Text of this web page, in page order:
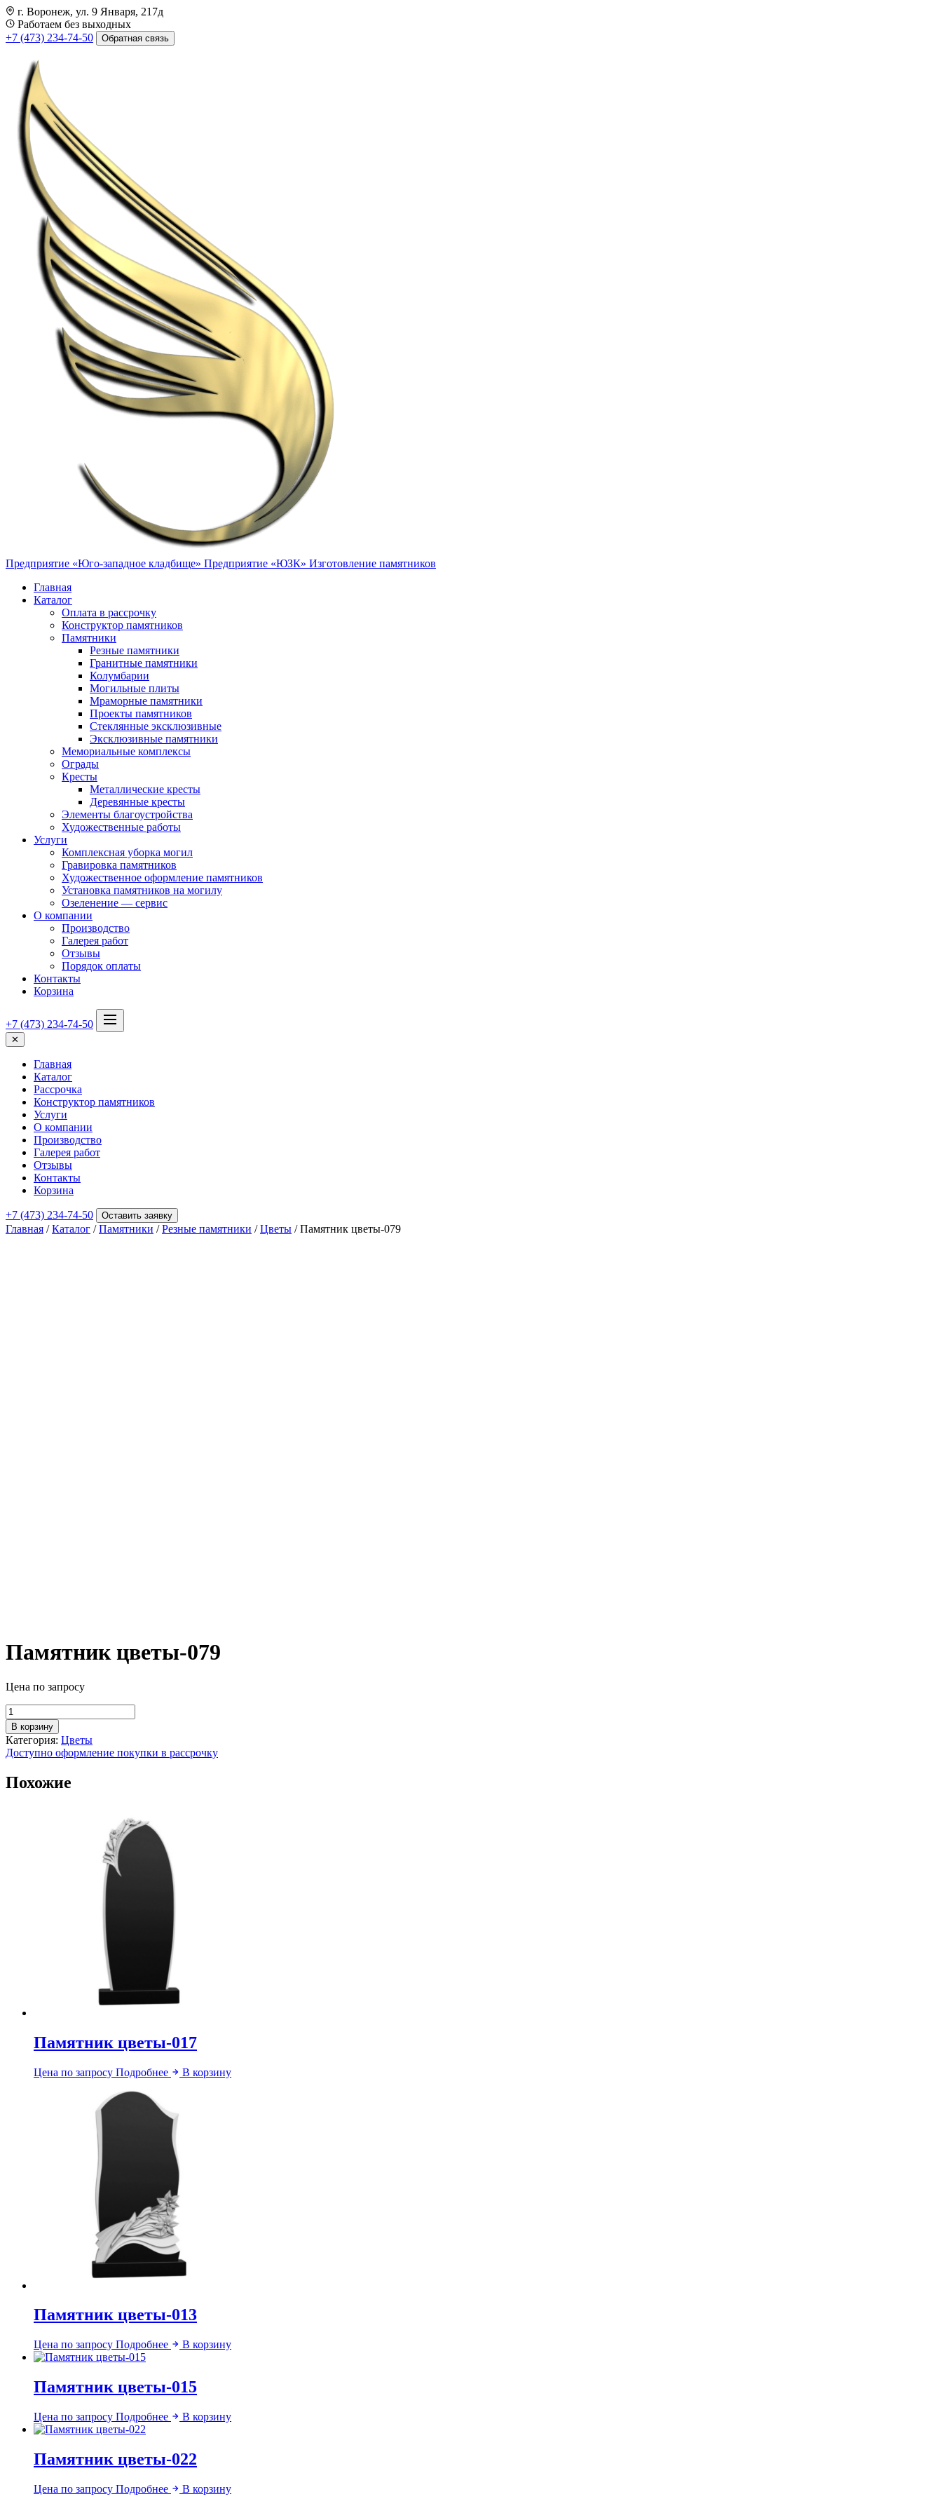
г. Воронеж, ул. 9 Января, 217д
Работаем без выходных
+7 (473) 234-74-50
Обратная связь
Предприятие «Юго-западное кладбище» Предприятие «ЮЗК» Изготовление памятников
Главная
Каталог
Оплата в рассрочку
Конструктор памятников
Памятники
Резные памятники
Гранитные памятники
Колумбарии
Могильные плиты
Мраморные памятники
Проекты памятников
Стеклянные эксклюзивные
Эксклюзивные памятники
Мемориальные комплексы
Ограды
Кресты
Металлические кресты
Деревянные кресты
Элементы благоустройства
Художественные работы
Услуги
Комплексная уборка могил
Гравировка памятников
Художественное оформление памятников
Установка памятников на могилу
Озеленение — сервис
О компании
Производство
Галерея работ
Отзывы
Порядок оплаты
Контакты
Корзина
+7 (473) 234-74-50
✕
Главная
Каталог
Рассрочка
Конструктор памятников
Услуги
О компании
Производство
Галерея работ
Отзывы
Контакты
Корзина
+7 (473) 234-74-50 Оставить заявку
Главная /Каталог /Памятники /Резные памятники /Цветы / Памятник цветы-079
Памятник цветы-079
Цена по запросу
Количество
товара
Памятник
цветы-079
В корзину
Категория: Цветы
Доступно оформление покупки в рассрочку
Похожие
Памятник цветы-017
Цена по запросу Подробнее В корзину
Памятник цветы-013
Цена по запросу Подробнее В корзину
Памятник цветы-015
Цена по запросу Подробнее В корзину
Памятник цветы-022
Цена по запросу Подробнее В корзину